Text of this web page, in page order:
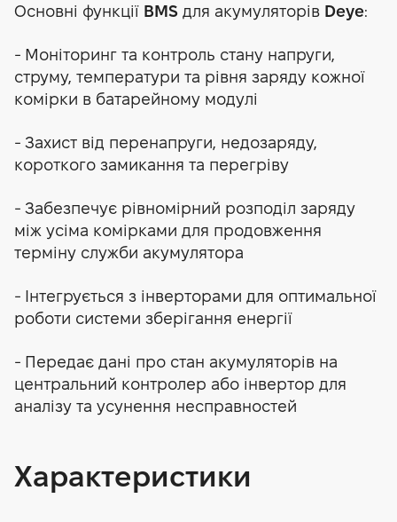
Основні функції BMS для акумуляторів Deye:
- Моніторинг та контроль стану напруги,
струму, температури та рівня заряду кожної
комірки в батарейному модулі
- Захист від перенапруги, недозаряду,
короткого замикання та перегріву
- Забезпечує рівномірний розподіл заряду
між усіма комірками для продовження
терміну служби акумулятора
- Інтегрується з інверторами для оптимальної
роботи системи зберігання енергії
- Передає дані про стан акумуляторів на
центральний контролер або інвертор для
аналізу та усунення несправностей
Характеристики